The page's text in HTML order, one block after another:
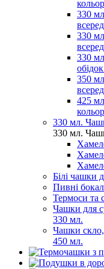
330
330
330
350
425
330 мл.
330 мл.
Білі чашки
Пивні
Термоси та
Чашки для
330 мл.
Чашки скло,
450 мл.